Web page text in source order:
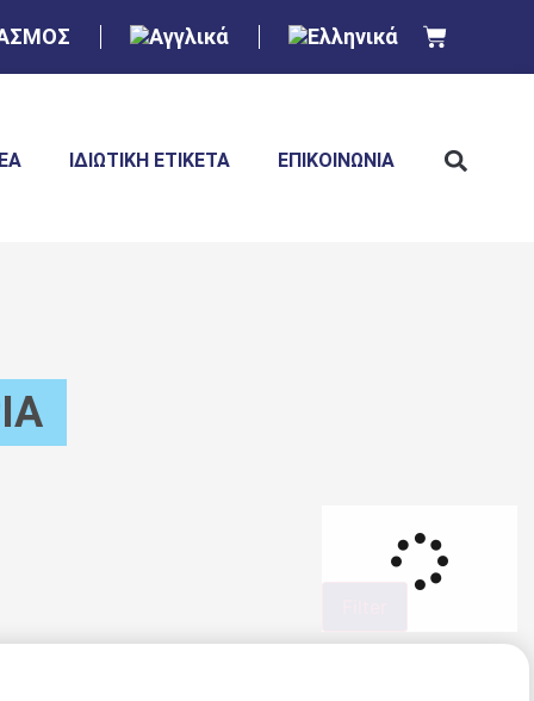
ΙΔΙΩΤΙΚΉ ΕΤΙΚΈΤΑ ΕΠΙΚΟΙΝΩΝΊΑ